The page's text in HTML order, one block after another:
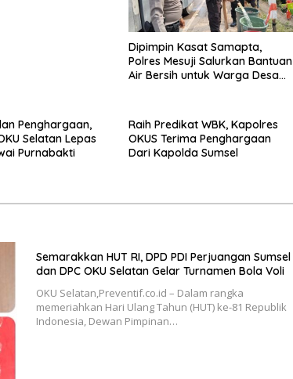
Dipimpin Kasat Samapta,
Polres Mesuji Salurkan Bantuan
Air Bersih untuk Warga Desa
Penghargaan,
Selatan Lepas
Purnabakti
Raih Predikat WBK, Kapolres
OKUS Terima Penghargaan
Dari Kapolda Sumsel
Semarakkan HUT RI, DPD PDI Perjuangan Sumsel
dan DPC OKU Selatan Gelar Turnamen Bola Voli
OKU Selatan,Preventif.co.id – Dalam rangka
memeriahkan Hari Ulang Tahun (HUT) ke-81 Republik
Indonesia, Dewan Pimpinan…